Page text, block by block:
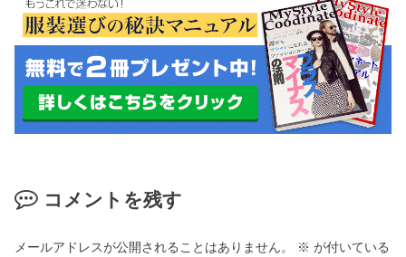
コメントを残す
メールアドレスが公開されることはありません。 ※ が付いている